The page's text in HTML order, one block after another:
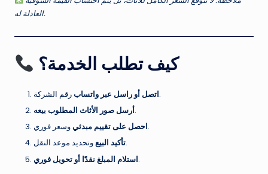
العادلة له.
كيف تطلب الخدمة؟
اتصل أو راسل عبر واتسابرقم الشركة.
أرسل صور الأثاث المطلوب بيعه.
احصل على تقييم مبدئيوسعر فوري.
تأكيد البيعوتحديد موعد النقل.
استلام المبلغ نقدًا أو تحويل فوري.